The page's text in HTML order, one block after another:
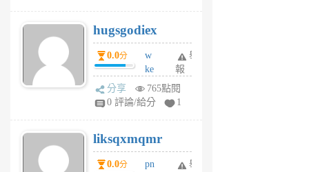
6
個
月
前
hugsgodiex
0.0分
w
ke
rv
pj
6
個
月
舉
報
分享
765點閱
0 評論/給分
1
liksqxmqmr
0.0分
pn
舉